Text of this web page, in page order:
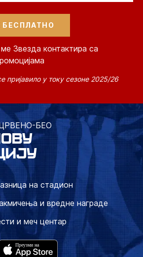
Звезда контактира са
пријавило у току сезоне 2025/26
БЕО
на стадион
и вредне награде
и меч центар